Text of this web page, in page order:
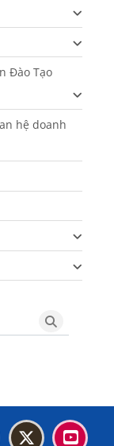
Đào Tạo
hệ doanh
Search